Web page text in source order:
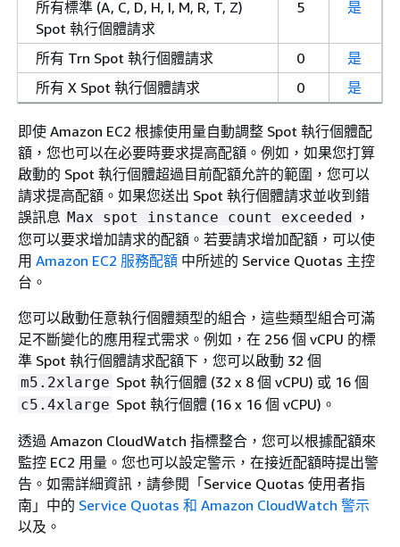
所有標準 (A, C, D, H, I, M, R, T, Z)
Spot 執行個體請求
5 是
所有 Trn Spot 執行個體請求 0
是
所有 X Spot 執行個體請求
0 是
即使 Amazon EC2 根據使用量自動調整 Spot 執行個體配
額，您也可以在必要時要求提高配額。例如，如果您打算
啟動的 Spot 執行個體超過目前配額允許的範圍，您可以
請求提高配額。如果您送出 Spot 執行個體請求並收到錯
誤訊息 Max spot instance count exceeded ，
您可以要求增加請求的配額。若要請求增加配額，可以使
用 Amazon EC2 服務配額 中所述的 Service Quotas 主控
台。
您可以啟動任意執行個體類型的組合，這些類型組合可滿
足不斷變化的應用程式需求。例如，在 256 個 vCPU 的標
準 Spot 執行個體請求配額下，您可以啟動 32 個
m5.2xlarge Spot 執行個體 (32 x 8 個 vCPU) 或 16 個
c5.4xlarge Spot 執行個體 (16 x 16 個 vCPU)。
透過 Amazon CloudWatch 指標整合，您可以根據配額來
監控 EC2 用量。您也可以設定警示，在接近配額時提出警
告。如需詳細資訊，請參閱 「Service Quotas 使用者指
南」 中的 Service Quotas 和 Amazon CloudWatch 警示
以及。